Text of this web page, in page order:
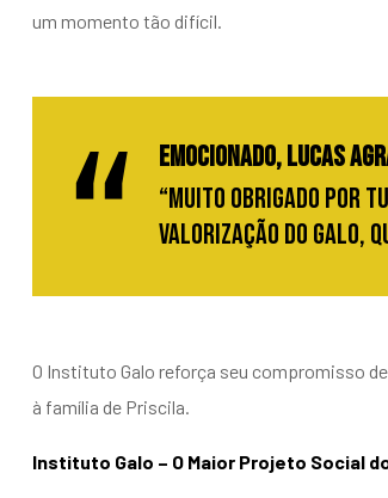
um momento tão difícil.
Emocionado, Lucas
“Muito obrigado por
valorização do Galo,
O Instituto Galo reforça seu compromisso
à família de Priscila.
Instituto Galo – O Maior Projeto Social